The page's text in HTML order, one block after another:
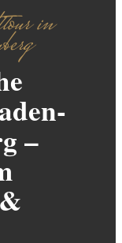
in
–